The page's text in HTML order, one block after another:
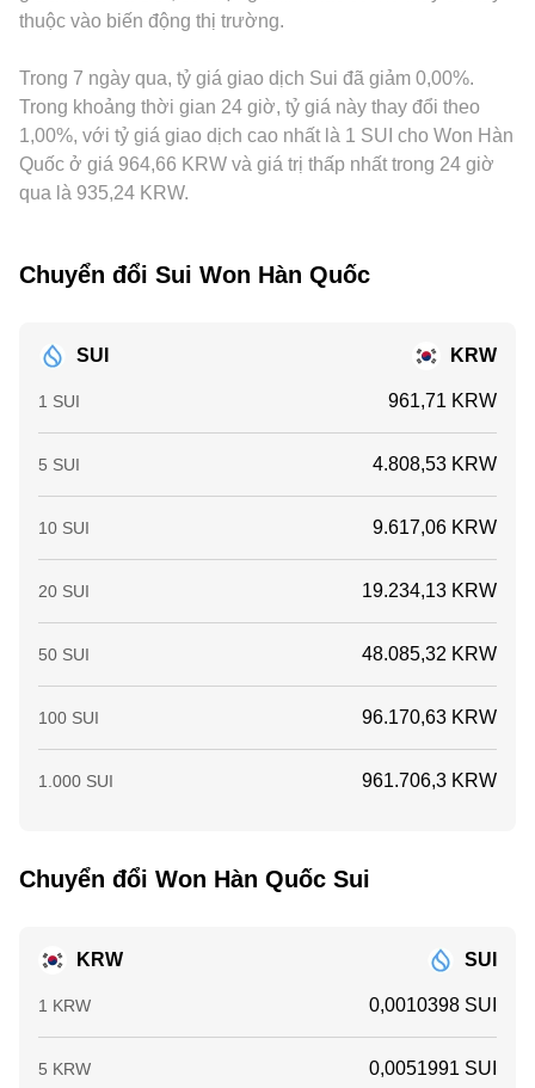
như funding rate hợp đồng vĩnh cửu SUI, đáo hạn quyền
dòng vốn quy mô lớn của “whale” trên sàn tập trung và
on‑chain, thường làm gia tăng biến động ngắn hạn quanh
các mốc sự kiện.
là nền tảng để xác định conversion rate SUI/KRW tại thời
truyền dẫn vào giá niêm yết SUI/KRW. Hoạt động arbitrage
không loại bỏ hoàn toàn, nhất là khi chi phí giao dịch, giới
hạn rút nạp, thời gian xác nhận on‑chain và rủi ro thị trường
khiến việc cân bằng giá không diễn ra tức thì.
thuộc vào biến động thị trường.
Trong 7 ngày qua, tỷ giá giao dịch Sui đã giảm 0,00%.
Trong khoảng thời gian 24 giờ, tỷ giá này thay đổi theo
1,00%, với tỷ giá giao dịch cao nhất là 1 SUI cho Won Hàn
Quốc ở giá 964,66 KRW và giá trị thấp nhất trong 24 giờ
qua là 935,24 KRW.
Chuyển đổi Sui Won Hàn Quốc
SUI KRW
1 SUI 961,71 KRW
5 SUI 4.808,53 KRW
10 SUI 9.617,06 KRW
20 SUI 19.234,13 KRW
50 SUI 48.085,32 KRW
100 SUI 96.170,63 KRW
1.000 SUI 961.706,3 KRW
Chuyển đổi Won Hàn Quốc Sui
KRW SUI
1 KRW 0,0010398 SUI
5 KRW 0,0051991 SUI